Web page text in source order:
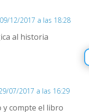
12/2017 a las 18:28
al historia
07/2017 a las 16:29
y compte el libro